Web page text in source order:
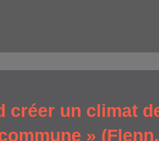
créer un climat
»